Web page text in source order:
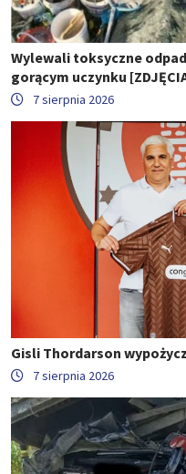
Wylewali toksyczne
gorącym uczynku
7 sierpnia 2026
Gisli Thordarson
7 sierpnia 2026